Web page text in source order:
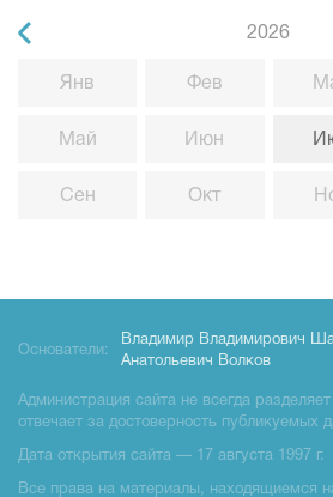
2026
Янв
Май
Сен
Фев
Июн
Окт
Основатели:
Владимир Владимирович
Анатольевич Волков
Администрация сайта не всегда
отвечает за достоверность публикуемых
Дата открытия сайта — 17 августа 1997 г.
Все права на материалы, находящиемся